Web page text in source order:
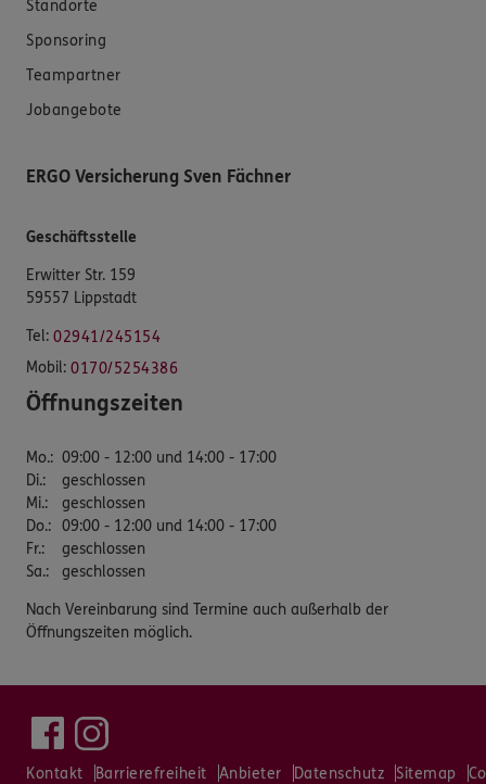
Standorte
Sponsoring
Teampartner
Jobangebote
ERGO Versicherung Sven Fächner
Geschäftsstelle
Erwitter Str. 159
59557 Lippstadt
Tel: 02941/245154
Mobil: 0170/5254386
Öffnungszeiten
Mo.: 09:00 - 12:00 und 14:00 - 17:00
Di.:
geschlossen
Mi.:
geschlossen
Do.: 09:00 - 12:00 und 14:00 - 17:00
Fr.:
geschlossen
Sa.: geschlossen
Nach Vereinbarung sind Termine auch außerhalb der
Öffnungszeiten möglich.
Kontakt Barrierefreiheit Anbieter Datenschutz Sitemap